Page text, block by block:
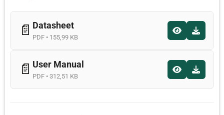
📄 Datasheet
PDF • 155,99 KB
📄 User Manual
PDF • 312,51 KB